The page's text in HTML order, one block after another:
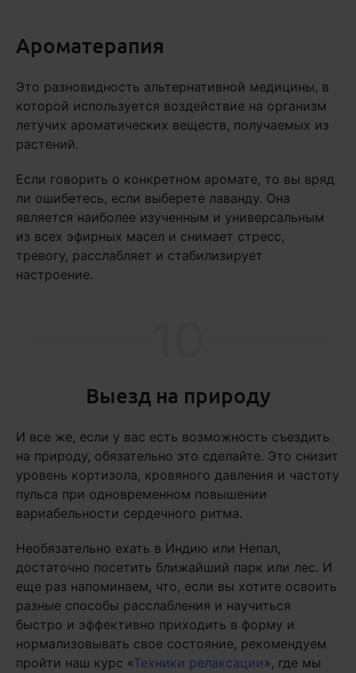
Ароматерапия
Это разновидность альтернативной медицины, в
которой используется воздействие на организм
летучих ароматических веществ, получаемых из
растений.
Если говорить о конкретном аромате, то вы вряд
ли ошибетесь, если выберете лаванду. Она
является наиболее изученным и универсальным
из всех эфирных масел и снимает стресс,
тревогу, расслабляет и стабилизирует
настроение.
Выезд на природу
И все же, если у вас есть возможность съездить
на природу, обязательно это сделайте. Это снизит
уровень кортизола, кровяного давления и частоту
пульса при одновременном повышении
вариабельности сердечного ритма.
Необязательно ехать в Индию или Непал,
достаточно посетить ближайший парк или лес. И
еще раз напоминаем, что, если вы хотите освоить
разные способы расслабления и научиться
быстро и эффективно приходить в форму и
нормализовывать свое состояние, рекомендуем
пройти наш курс «Техники релаксации», где мы